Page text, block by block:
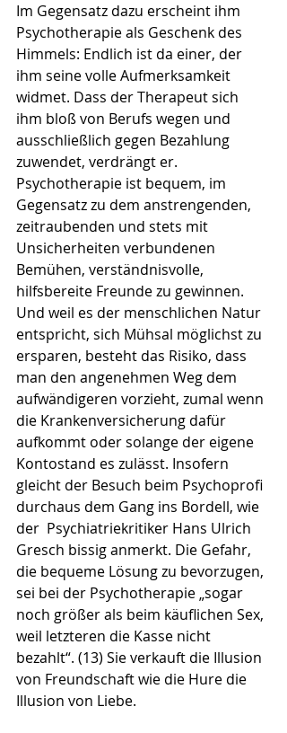
Im Gegensatz dazu erscheint ihm
Psychotherapie als Geschenk des
Himmels: Endlich ist da einer, der
ihm seine volle Aufmerksamkeit
widmet. Dass der Therapeut sich
ihm bloß von Berufs wegen und
ausschließlich gegen Bezahlung
zuwendet, verdrängt er.
Psychotherapie ist bequem, im
Gegensatz zu dem anstrengenden,
zeitraubenden und stets mit
Unsicherheiten verbundenen
Bemühen, verständnisvolle,
hilfsbereite Freunde zu gewinnen.
Und weil es der menschlichen Natur
entspricht, sich Mühsal möglichst zu
ersparen, besteht das Risiko, dass
man den angenehmen Weg dem
aufwändigeren vorzieht, zumal wenn
die Krankenversicherung dafür
aufkommt oder solange der eigene
Kontostand es zulässt. Insofern
gleicht der Besuch beim Psychoprofi
durchaus dem Gang ins Bordell, wie
der  Psychiatriekritiker Hans Ulrich
Gresch bissig anmerkt. Die Gefahr,
die bequeme Lösung zu bevorzugen,
sei bei der Psychotherapie „sogar
noch größer als beim käuflichen Sex,
weil letzteren die Kasse nicht
bezahlt“. (13) Sie verkauft die Illusion
von Freundschaft wie die Hure die
Illusion von Liebe.